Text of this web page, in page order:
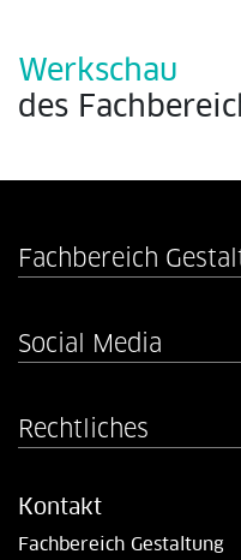
Werkschau
des
Fachbereich
Social Media
Rechtliches
Kontakt
Fachbereich Gestaltung